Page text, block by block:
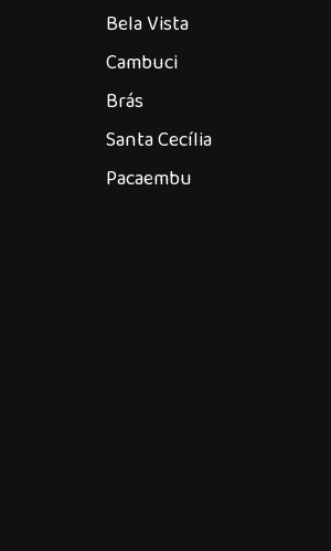
Bela Vista
Cambuci
Brás
Santa Cecília
Pacaembu